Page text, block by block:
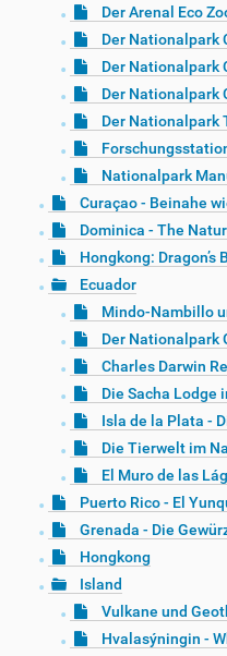
Der Arenal Eco
Der Nationalpark
Der Nationalpark
Der Nationalpark
Der Nationalpark
Nationalpark
Curaçao - Beinahe
Dominica - The
Hongkong: Dragon’s
Ecuador
Mindo-Nambillo
Der Nationalpark
Charles Darwin
Die Sacha Lodge
Isla de la Plata -
Die Tierwelt im
El Muro de las
Puerto Rico - El
Grenada - Die
Hongkong
Island
Vulkane und
Hvalasýningin -